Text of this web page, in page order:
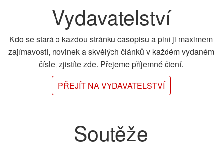
Vydavatelství
Kdo se stará o každou stránku časopisu a plní ji maximem
zajímavostí, novinek a skvělých článků v každém vydaném
čísle, zjistíte zde. Přejeme příjemné čtení.
PŘEJÍT NA VYDAVATELSTVÍ
Soutěže